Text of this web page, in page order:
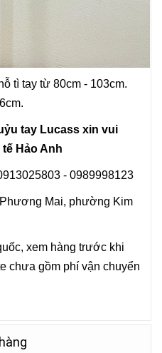
tì tay từ 80cm - 103cm.
tay Lucass xin vui
Hảo Anh
- 0989998123
Mai, phường Kim
xem hàng trước khi
chưa gồm phí vận chuyển